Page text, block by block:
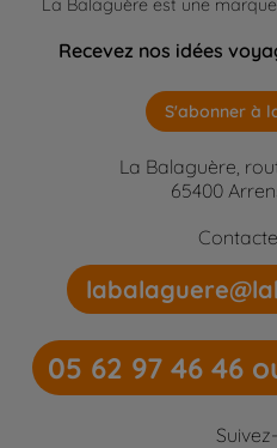
La Balaguère est une
Recevez nos idées
S'abonner à
La Balaguère,
65400
05 62 97 46 46